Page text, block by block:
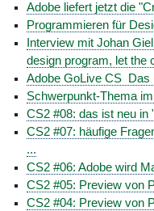
Adobe liefert jetzt die
Programmieren für
Interview mit Johan
design program, let the
Adobe GoLive CS 
Schwerpunkt-Thema
CS2 #08: das ist neu in
CS2 #07: häufige
...
CS2 #06: Adobe wird
CS2 #05: Preview von
CS2 #04: Preview von